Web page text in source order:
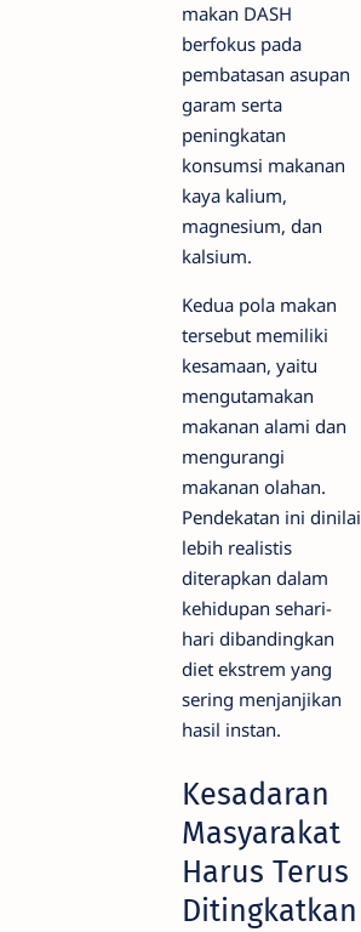
makan DASH
berfokus pada
pembatasan asupan
garam serta
peningkatan
konsumsi makanan
kaya kalium,
magnesium, dan
kalsium.
Kedua pola makan
tersebut memiliki
kesamaan, yaitu
mengutamakan
makanan alami dan
mengurangi
makanan olahan.
Pendekatan ini dinilai
lebih realistis
diterapkan dalam
kehidupan sehari-
hari dibandingkan
diet ekstrem yang
sering menjanjikan
hasil instan.
Kesadaran
Masyarakat
Harus Terus
Ditingkatkan